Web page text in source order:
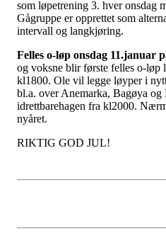
som løpetrening 3. hver onsdag
Gågruppe er opprettet som
intervall og langkjøring.
Felles o-løp onsdag 11.januar
og voksne blir første felles o-løp
kl1800. Ole vil legge løyper i
bl.a. over Anemarka, Bagøya
idrettbarehagen fra kl2000.
nyåret.
RIKTIG GOD JUL!